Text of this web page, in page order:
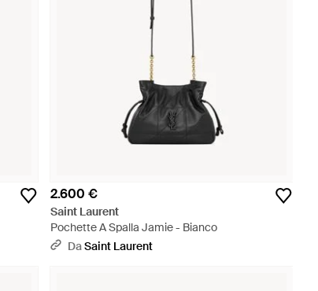
2.600 €
Saint Laurent
Pochette A Spalla Jamie - Bianco
DaSaint Laurent